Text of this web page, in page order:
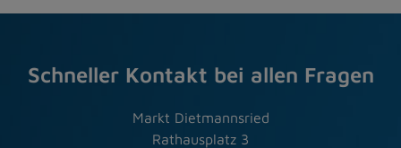
Schneller Kontakt bei allen Fragen
Markt Dietmannsried
Rathausplatz 3